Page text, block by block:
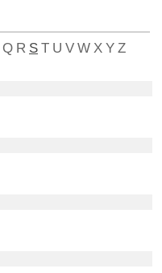
Q R S T U V W X Y Z